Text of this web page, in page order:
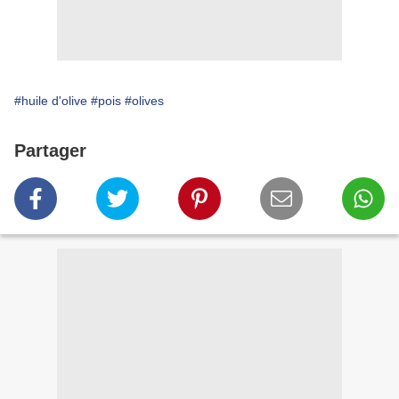
#huile d'olive #pois #olives
Partager